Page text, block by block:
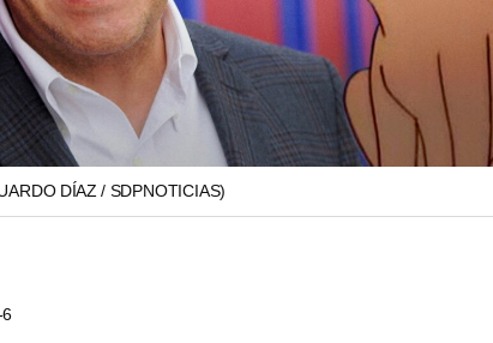
DÍAZ / SDPNOTICIAS)
6